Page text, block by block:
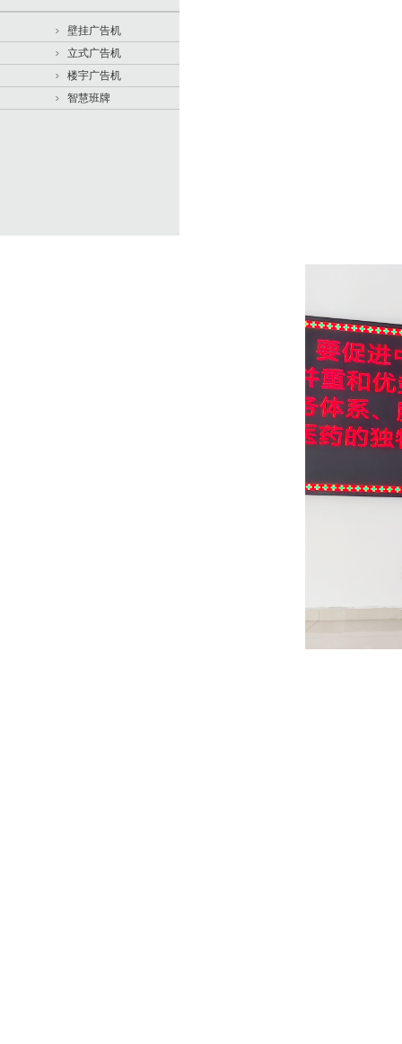
壁挂广告机
立式广告机
楼宇广告机
智慧班牌